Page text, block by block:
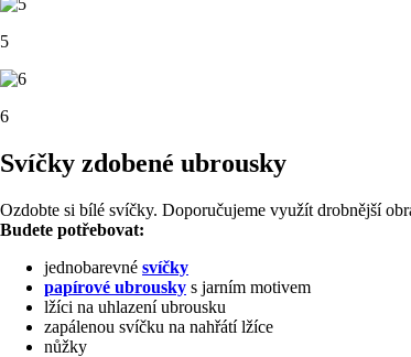
5
6
Svíčky zdobené ubrousky
Ozdobte si bílé svíčky. Doporučujeme využít drobnější
Budete potřebovat:
jednobarevné svíčky
papírové ubrousky s jarním motivem
lžíci na uhlazení ubrousku
zapálenou svíčku na nahřátí lžíce
nůžky